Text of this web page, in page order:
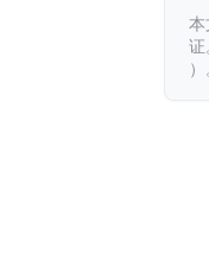
本
证